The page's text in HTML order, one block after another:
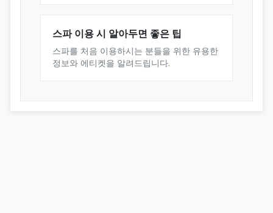
스파 이용 시 알아두면 좋은 팁
스파를 처음 이용하시는 분들을 위한 유용한
정보와 에티켓을 알려드립니다.